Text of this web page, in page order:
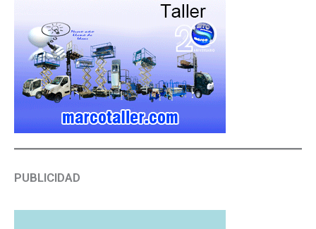
PUBLICIDAD